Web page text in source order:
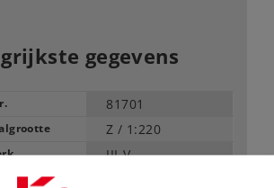
gegevens
81701
Z / 1:220
III-V